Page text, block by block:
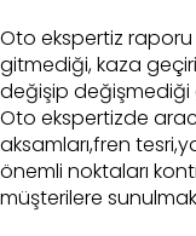
Oto ekspertiz
gitmediği, kaza
değişip değişmediği
Oto ekspertizde
aksamları,fren
önemli noktaları
müşterilere